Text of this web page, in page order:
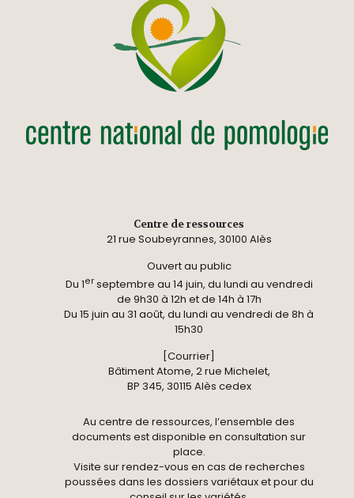
Centre de ressources
21 rue Soubeyrannes, 30100 Alès
Ouvert au public
Du 1erseptembre au 14 juin, du lundi au vendredi
de 9h30 à 12h et de 14h à 17h
Du 15 juin au 31 août, du lundi au vendredi de 8h à
15h30
[Courrier]
Bâtiment Atome, 2 rue Michelet,
BP 345, 30115 Alès cedex
Au centre de ressources, l’ensemble des
documents est disponible en consultation sur
place.
Visite sur rendez-vous en cas de recherches
poussées dans les dossiers variétaux et pour du